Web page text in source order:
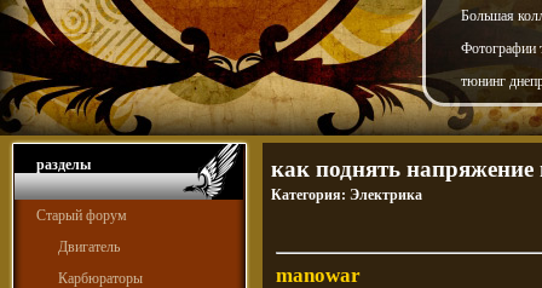
Большая
Фотографии
тюнинг
разделы
Старый форум
Двигатель
Карбюраторы
как поднять напряжение
Категория: Электрика
manowar